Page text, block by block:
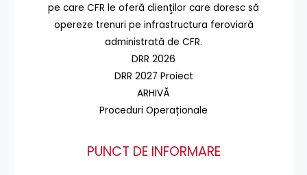
pe care CFR le oferă clienţilor care doresc să
opereze trenuri pe infrastructura feroviară
administrată de CFR.
DRR 2026
DRR 2027 Proiect
ARHIVĂ
Proceduri Operaționale
PUNCT DE INFORMARE